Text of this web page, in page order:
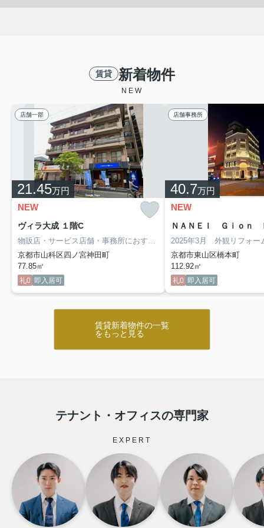
賃貸 新着物件
NEW
店舗一部
21.45万円
NEW
ヴィラ大成 １階C
JR・地下鉄「山科」駅徒
京都市山科区四ノ宮神田町
77.85㎡
礼0 即入居可
店舗事務所
40.7万円
NEW
ＮＡＮＥＩ Ｇｉｏｎ
2025年3月 外観リフォー
京都市東山区橋本町
112.92㎡
礼0 即入居可
賃貸新着物件の一覧
をもっと見る
テナント・オフィスの専門家
EXPERT